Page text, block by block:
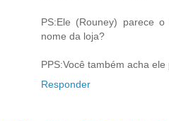
PS:Ele (Rouney) parece
nome da loja?
PPS:Você também acha
Responder